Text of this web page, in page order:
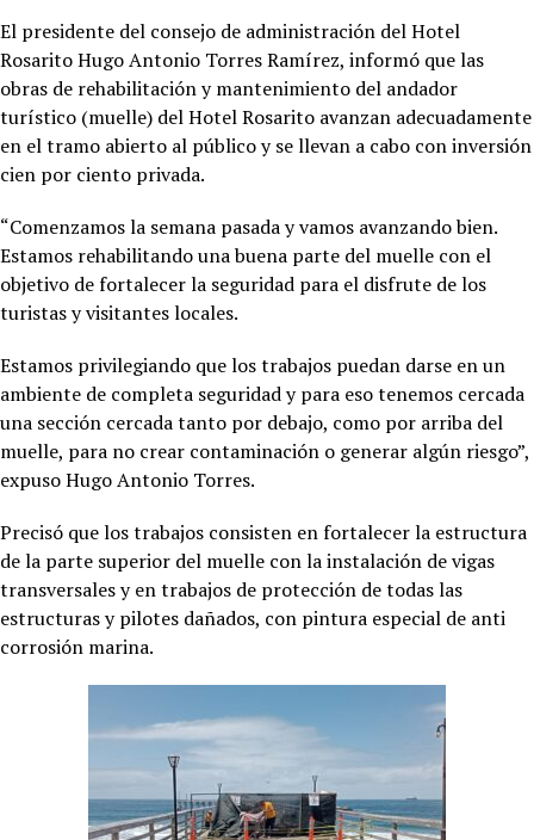
El presidente del consejo de administración del Hotel
Rosarito Hugo Antonio Torres Ramírez, informó que las
obras de rehabilitación y mantenimiento del andador
turístico (muelle) del Hotel Rosarito avanzan adecuadamente
en el tramo abierto al público y se llevan a cabo con inversión
cien por ciento privada.
“Comenzamos la semana pasada y vamos avanzando bien.
Estamos rehabilitando una buena parte del muelle con el
objetivo de fortalecer la seguridad para el disfrute de los
turistas y visitantes locales.
Estamos privilegiando que los trabajos puedan darse en un
ambiente de completa seguridad y para eso tenemos cercada
una sección cercada tanto por debajo, como por arriba del
muelle, para no crear contaminación o generar algún riesgo”,
expuso Hugo Antonio Torres.
Precisó que los trabajos consisten en fortalecer la estructura
de la parte superior del muelle con la instalación de vigas
transversales y en trabajos de protección de todas las
estructuras y pilotes dañados, con pintura especial de anti
corrosión marina.